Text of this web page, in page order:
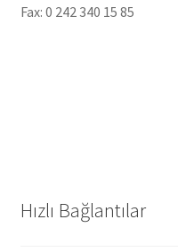
Fax: 0 242 340 15 85
Hızlı Bağlantılar